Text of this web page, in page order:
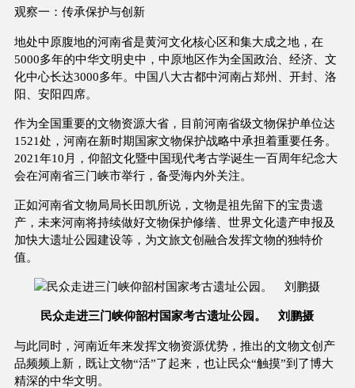
观察一：传承保护与创新
地处中原腹地的河南省是黄河文化核心区和集大成之地，在
5000多年的中华文明史中，中原地区作为全国政治、经济、文
化中心长达3000多年。中国八大古都中河南占郑州、开封、洛
阳、安阳四席。
作为全国重要的文物资源大省，目前河南省级文物保护单位达
1521处，河南在新时期国家文物保护战略中承担着重要任务。
2021年10月，仰韶文化暨中国现代考古学诞生一百周年纪念大
会在河南省三门峡市举行，备受海内外关注。
正如河南省文物局局长田凯所说，文物是祖先留下的宝贵遗
产，未来河南将持续做好文物保护修缮、世界文化遗产申报及
加快大遗址公园建设等，为文旅文创融合发挥文物的独特价
值。
民众走进三门峡仰韶村国家考古遗址公园。 刘鹏摄
与此同时，河南近年来发挥文物资源优势，推出的文物文创产
品频频上新，既让文物“活”了起来，也让民众“触摸”到了博大
精深的中华文明。